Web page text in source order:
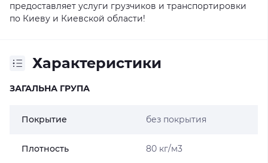
предоставляет услуги грузчиков и транспортировки
по Киеву и Киевской области!
Характеристики
ЗАГАЛЬНА ГРУПА
Покрытие без покрытия
Плотность 80 кг/м3